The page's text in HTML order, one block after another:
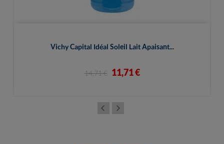
Vichy Capital Idéal Soleil Lait Apaisant...
14,71 € 11,71 €